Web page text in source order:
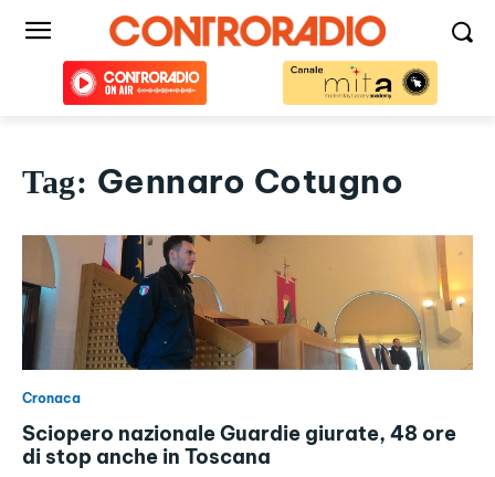
Tag: Gennaro Cotugno
Cronaca
Sciopero nazionale Guardie giurate, 48 ore
di stop anche in Toscana